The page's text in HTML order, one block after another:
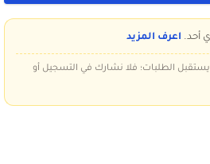
أحد. اعرف المزيد
الطلبات؛ فلا نشارك في التسجيل أو